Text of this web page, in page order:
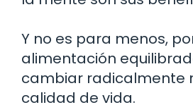
Y no es para menos,
alimentación
cambiar radicalmente
calidad de vida.